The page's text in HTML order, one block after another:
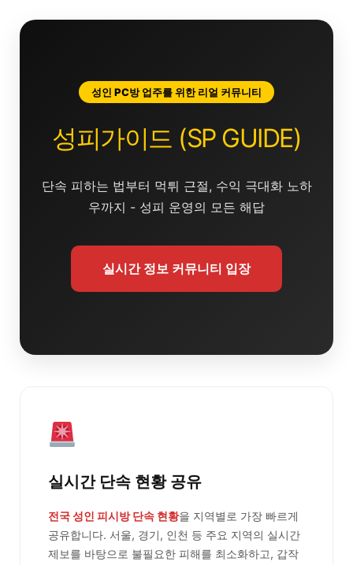
성인 PC방 업주를 위한 리얼 커뮤니티
성피가이드 (SP GUIDE)
단속 피하는 법부터 먹튀 근절, 수익 극대화 노하
우까지 - 성피 운영의 모든 해답
실시간 정보 커뮤니티 입장
실시간 단속 현황 공유
전국 성인 피시방 단속 현황을 지역별로 가장 빠르게
공유합니다. 서울, 경기, 인천 등 주요 지역의 실시간
제보를 바탕으로 불필요한 피해를 최소화하고, 갑작